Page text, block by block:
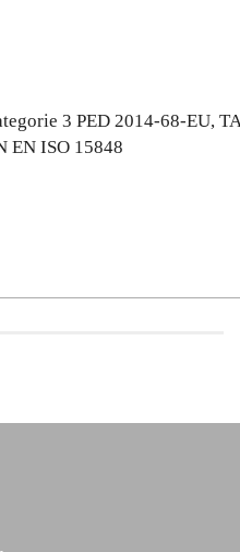
3 PED 2014-68-EU,
EN ISO 15848